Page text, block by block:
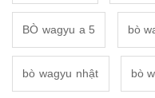
BÒ wagyu a 5 bò
bò wagyu nhật bò